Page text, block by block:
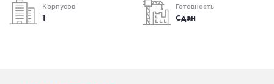
Корпусов
1
Готовность
Сдан